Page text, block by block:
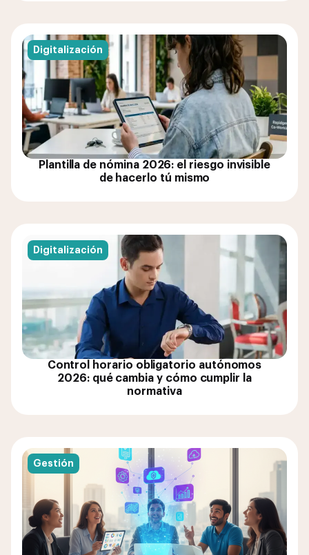
Digitalización
Plantilla de nómina 2026: el riesgo invisible
de hacerlo tú mismo
Digitalización
Control horario obligatorio autónomos
2026: qué cambia y cómo cumplir la
normativa
Gestión